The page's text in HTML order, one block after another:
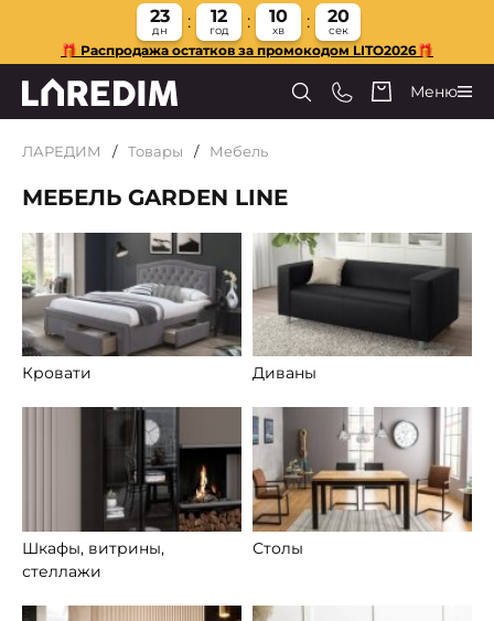
23
дн
12
год
10
хв
18
сек
🎁 Распродажа остатков за промокодом LITO2026🎁
Меню
ЛАРЕДИМ Товары Мебель
МЕБЕЛЬ GARDEN LINE
Кровати Диваны
Шкафы, витрины,
стеллажи
Столы